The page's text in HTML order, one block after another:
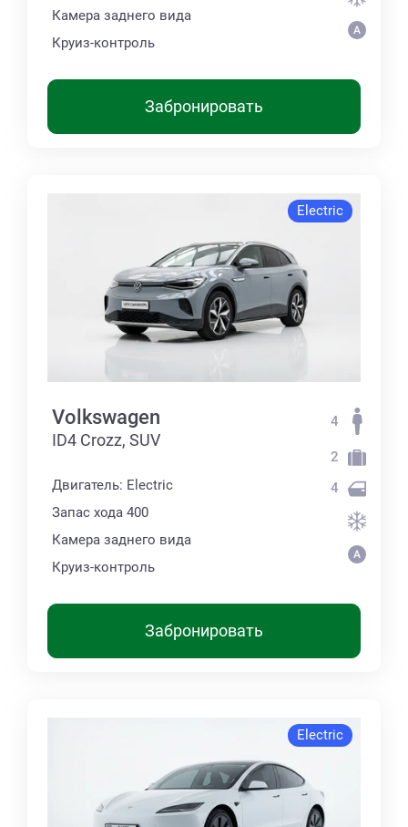
Камера заднего вида
Круиз-контроль
Забронировать
Electric
Volkswagen
ID4 Crozz, SUV
Двигатель: Electric
Запас хода 400
Камера заднего вида
Круиз-контроль
4
2
4
Забронировать
Electric